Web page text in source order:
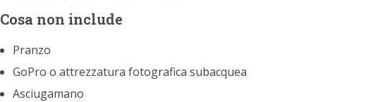
Cosa non include
Pranzo
GoPro o attrezzatura fotografica subacquea
Asciugamano